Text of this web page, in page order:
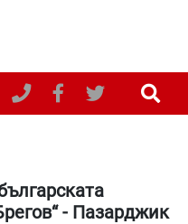
- Пазарджик